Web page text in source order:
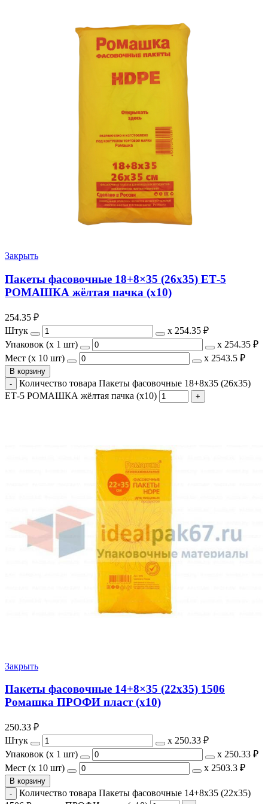
Закрыть
Пакеты фасовочные 18+8×35 (26х35) ЕТ-5
РОМАШКА жёлтая пачка (х10)
254.35 ₽
Штук
х 254.35 ₽
Упаковок (x 1 шт)
х 254.35 ₽
Мест (x 10 шт)
х 2543.5 ₽
В корзину
Количество товара Пакеты фасовочные 18+8x35 (26х35)
ЕТ-5 РОМАШКА жёлтая пачка (х10)
Закрыть
Пакеты фасовочные 14+8×35 (22х35) 1506
Ромашка ПРОФИ пласт (х10)
250.33 ₽
Штук
х 250.33 ₽
Упаковок (x 1 шт)
х 250.33 ₽
Мест (x 10 шт)
х 2503.3 ₽
В корзину
Количество товара Пакеты фасовочные 14+8x35 (22х35)